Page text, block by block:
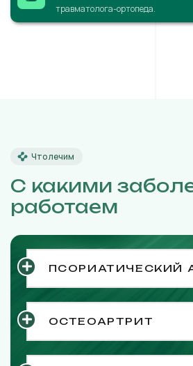
травматолога-ортопеда.
Что лечим
С какими
работаем
ПСОРИАТИЧЕСКИЙ
ОСТЕОАРТРИТ